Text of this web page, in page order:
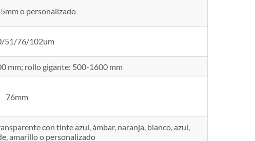
o personalizado
51/76/102um
mm; rollo gigante: 500-1600 mm
76mm
con tinte azul, ámbar, naranja, blanco, azul,
amarillo o personalizado